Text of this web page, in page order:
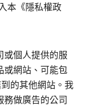
本《隱私權政
或個人提供的服
或網站、可能包
的其他網站。我
務做廣告的公司